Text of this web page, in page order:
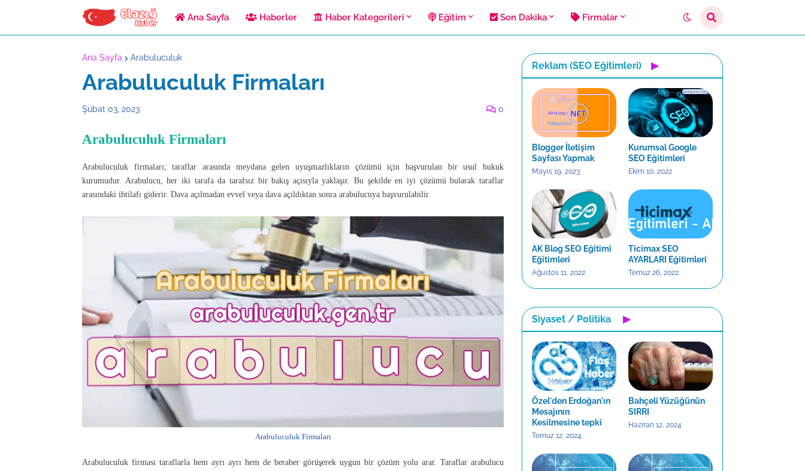
Ana Sayfa Haberler Haber Kategorileri Eğitim Son Dakika Firmalar
Ana Sayfa Arabuluculuk
Arabuluculuk Firmaları
Şubat 03, 2023 0
Arabuluculuk Firmaları
Arabuluculuk firmaları; taraflar arasında meydana gelen uyuşmazlıkların çözümü için başvurulan bir usul hukuk
kurumudur. Arabulucu, her iki tarafa da tarafsız bir bakış açısıyla yaklaşır. Bu şekilde en iyi çözümü bularak taraflar
arasındaki ihtilafı giderir. Dava açılmadan evvel veya dava açıldıktan sonra arabulucuya başvurulabilir.
Arabuluculuk Firmaları
Arabuluculuk firması taraflarla hem ayrı ayrı hem de beraber görüşerek uygun bir çözüm yolu arar. Taraflar arabulucu
Reklam (SEO Eğitimleri) ▶
Blogger İletişim
Sayfası Yapmak
Mayıs 19, 2023
Kurumsal Google
SEO Eğitimleri
Ekim 10, 2022
AK Blog SEO Eğitimi
Eğitimleri
Ağustos 11, 2022
Ticimax SEO
AYARLARI Eğitimleri
Temuz 26, 2022
Siyaset / Politika ▶
Özel'den Erdoğan'ın
Mesajının
Kesilmesine tepki
Temuz 12, 2024
Bahçeli Yüzüğünün
SIRRI
Haziran 12, 2024